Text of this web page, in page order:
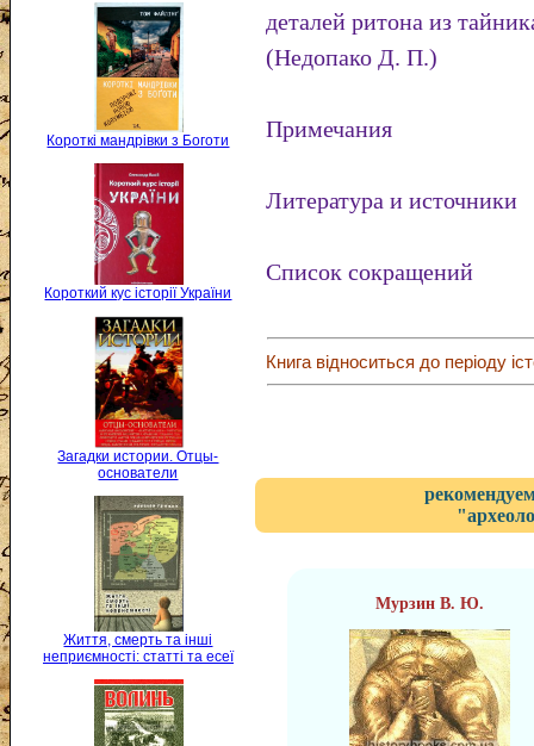
Короткі мандрівки з Боготи
Короткий кус історії України
Загадки истории. Отцы-
основатели
Життя, смерть та інші
неприємності: статті та есеї
деталей ритона из
(Недопако Д. П.)
Примечания
Литература и источники
Список сокращений
Книга відноситься до періоду
Мурзин В. Ю.